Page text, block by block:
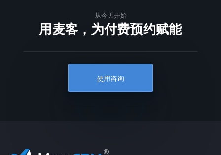
从今天开始
用麦客，为付费预约赋能
使用咨询